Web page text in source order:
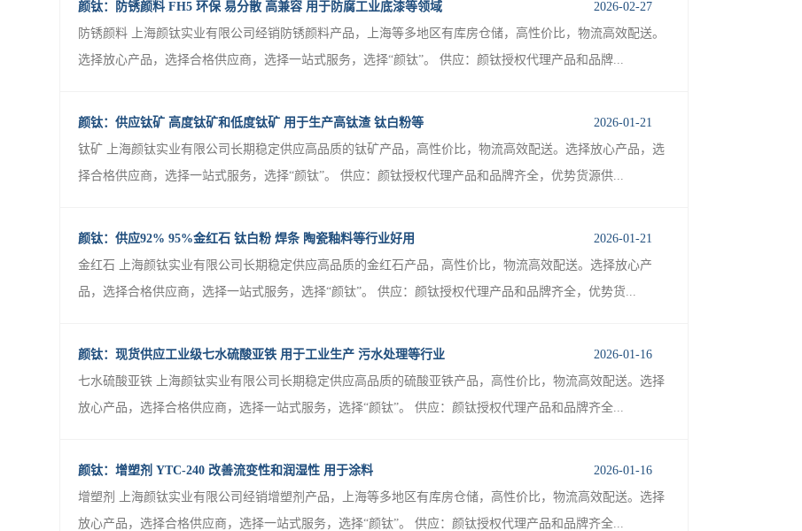
颜钛：防锈颜料 FH5 环保 易分散 高兼容 用于防腐工业底漆等领域
2026-02-27
防锈颜料 上海颜钛实业有限公司经销防锈颜料产品，上海等多地区有库房仓储，高性价比，物流高效配送。
选择放心产品，选择合格供应商，选择一站式服务，选择“颜钛”。 供应：颜钛授权代理产品和品牌...
颜钛：供应钛矿 高度钛矿和低度钛矿 用于生产高钛渣 钛白粉等
2026-01-21
钛矿 上海颜钛实业有限公司长期稳定供应高品质的钛矿产品，高性价比，物流高效配送。选择放心产品，选
择合格供应商，选择一站式服务，选择“颜钛”。 供应：颜钛授权代理产品和品牌齐全，优势货源供...
颜钛：供应92% 95%金红石 钛白粉 焊条 陶瓷釉料等行业好用
2026-01-21
金红石 上海颜钛实业有限公司长期稳定供应高品质的金红石产品，高性价比，物流高效配送。选择放心产
品，选择合格供应商，选择一站式服务，选择“颜钛”。 供应：颜钛授权代理产品和品牌齐全，优势货...
颜钛：现货供应工业级七水硫酸亚铁 用于工业生产 污水处理等行业
2026-01-16
七水硫酸亚铁 上海颜钛实业有限公司长期稳定供应高品质的硫酸亚铁产品，高性价比，物流高效配送。选择
放心产品，选择合格供应商，选择一站式服务，选择“颜钛”。 供应：颜钛授权代理产品和品牌齐全...
颜钛：增塑剂 YTC-240 改善流变性和润湿性 用于涂料
2026-01-16
增塑剂 上海颜钛实业有限公司经销增塑剂产品，上海等多地区有库房仓储，高性价比，物流高效配送。选择
放心产品，选择合格供应商，选择一站式服务，选择“颜钛”。 供应：颜钛授权代理产品和品牌齐全...